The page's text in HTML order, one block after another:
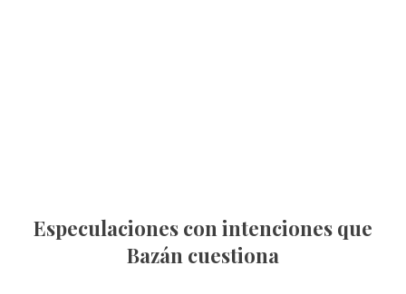
Especulaciones con intenciones que
Bazán cuestiona